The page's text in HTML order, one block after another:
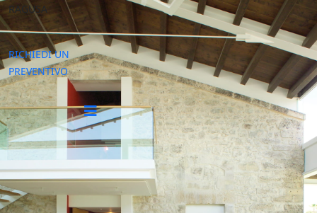
RAGUSA
RICHIEDI UN
PREVENTIVO